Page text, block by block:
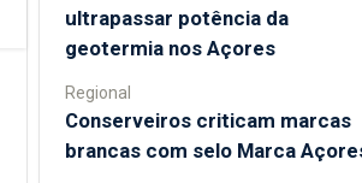
ultrapassar potência da
geotermia nos Açores
Regional
Conserveiros criticam marcas
brancas com selo Marca